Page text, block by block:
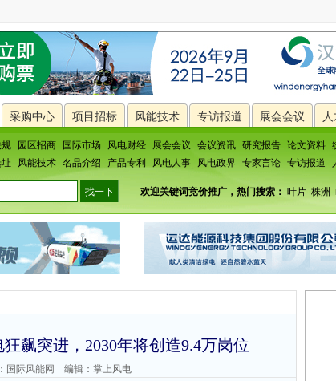
采购中心 项目招标 风能技术 专访报道 展会会议
园区招商 国际市场 风电财经 展会会议 会议资讯 研究报告 论文资料
风能技术 名品介绍 产品专利 风电人事 风电政界 专家言论 专访报道
欢迎关键词竞价推广，热门搜索： 叶片 株洲
飙突进，2030年将创造9.4万岗位
国际风能网 编辑：掌上风电